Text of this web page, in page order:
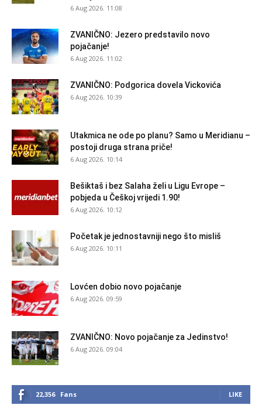
6 Aug 2026. 11:08
ZVANIČNO: Jezero predstavilo novo
pojačanje!
6 Aug 2026. 11:02
ZVANIČNO: Podgorica dovela Vickovića
6 Aug 2026. 10:39
Utakmica ne ode po planu? Samo u Meridianu –
postoji druga strana priče!
6 Aug 2026. 10:14
Bešiktaš i bez Salaha želi u Ligu Evrope –
pobjeda u Češkoj vrijedi 1.90!
6 Aug 2026. 10:12
Početak je jednostavniji nego što misliš
6 Aug 2026. 10:11
Lovćen dobio novo pojačanje
6 Aug 2026. 09:59
ZVANIČNO: Novo pojačanje za Jedinstvo!
6 Aug 2026. 09:04
22,356 Fans LIKE